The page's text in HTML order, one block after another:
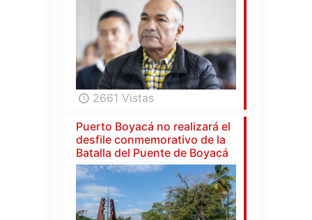
2661 Vistas
Puerto Boyacá no realizará el
desfile conmemorativo de la
Batalla del Puente de Boyacá